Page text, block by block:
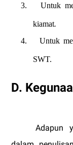
3.
Untuk
kiamat.
4.
Untuk
SWT.
D.
Adapun